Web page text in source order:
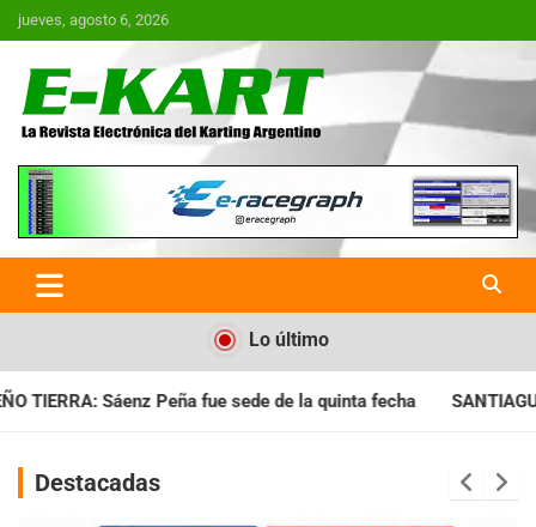
Saltar
al
jueves, agosto 6, 2026
E-Kart.com.ar | La Revista
Electrónica del Karting en
Argentina
Lo último
de la quinta fecha SANTIAGUEÑO: Se cumplió con la quinta
Destacadas